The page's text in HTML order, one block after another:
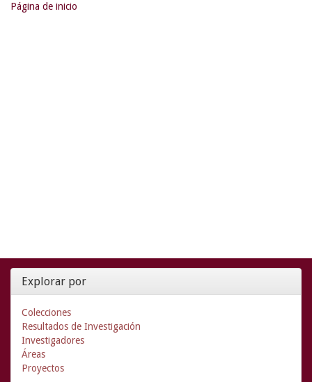
Página de inicio
Explorar por
Colecciones
Resultados de Investigación
Investigadores
Áreas
Proyectos